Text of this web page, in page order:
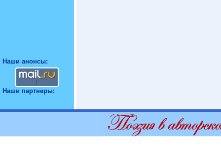
Наши анонсы:
Наши партнеры: